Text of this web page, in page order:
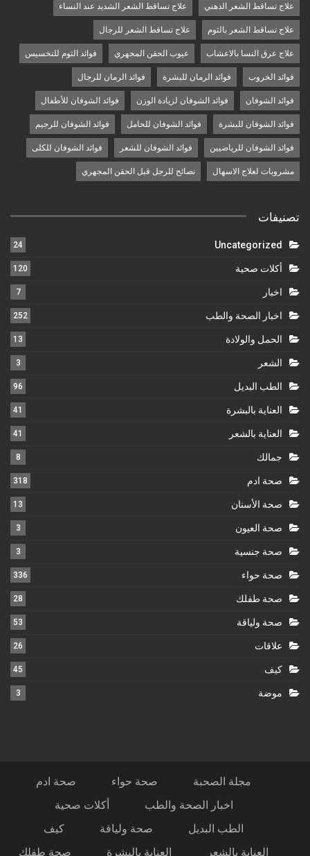
علاج تساقط الشعر الدهني علاج تساقط الشعر الشديد عند النساء
علاج تساقط الشعر بالثوم علاج تساقط الشعر للرجال
علاج عرق النسا بالاعشاب عيوب الحقن المجهري فوائد الثوم للتخسيس
فوائد الخروب فوائد الرمان للبشرة فوائد الرمان للرجال
فوائد الشوفان فوائد الشوفان لزيادة الوزن فوائد الشوفان للأطفال
فوائد الشوفان للبشرة فوائد الشوفان للحامل فوائد الشوفان للرجيم
فوائد الشوفان للرياضيين فوائد الشوفان للشعر فوائد الشوفان للكلى
مشروبات لعلاج الاسهال نصائح للرجل قبل الحقن المجهري
تصنيفات
Uncategorized
24
أكلات صحية 120
اخبار 7
اخبار الصحة والطب 252
الحمل والولادة 13
الشعر 3
الطب البديل 96
العناية بالبشرة 41
العناية بالشعر 41
جمالك 8
صحة ادم 318
صحة الأسنان 13
صحة العيون 3
صحة جنسية 3
صحة حواء 336
صحة طفلك 28
صحة ولياقة 53
علاقات 26
كيف 45
موضة 3
مجلة الصحبة صحة حواء
صحة ادم
اخبار الصحة والطب
أكلات صحية
الطب البديل
صحة ولياقة
كيف
العناية بالشعر
العناية بالبشرة صحة طفلك